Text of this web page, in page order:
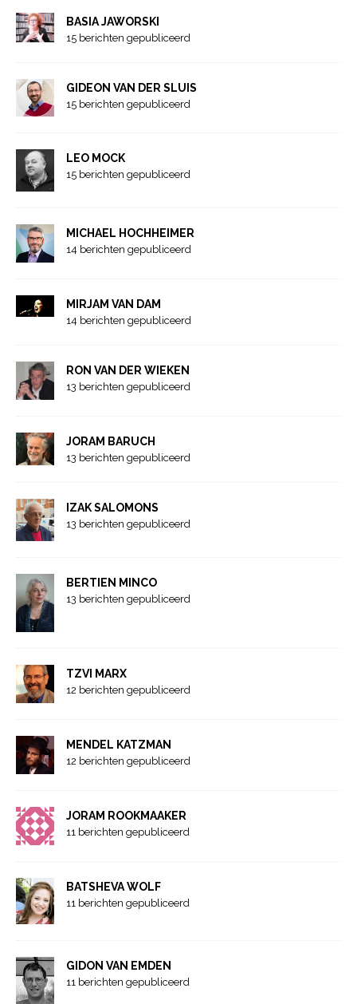
BASIA JAWORSKI
15 berichten gepubliceerd
GIDEON VAN DER SLUIS
15 berichten gepubliceerd
LEO MOCK
15 berichten gepubliceerd
MICHAEL HOCHHEIMER
14 berichten gepubliceerd
MIRJAM VAN DAM
14 berichten gepubliceerd
RON VAN DER WIEKEN
13 berichten gepubliceerd
JORAM BARUCH
13 berichten gepubliceerd
IZAK SALOMONS
13 berichten gepubliceerd
BERTIEN MINCO
13 berichten gepubliceerd
TZVI MARX
12 berichten gepubliceerd
MENDEL KATZMAN
12 berichten gepubliceerd
JORAM ROOKMAAKER
11 berichten gepubliceerd
BATSHEVA WOLF
11 berichten gepubliceerd
GIDON VAN EMDEN
11 berichten gepubliceerd